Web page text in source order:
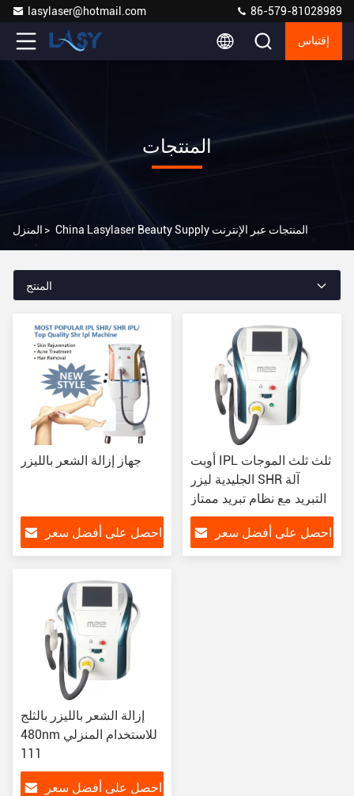
lasylaser@hotmail.com 86-579-81028989
إقتباس
المنتجات
المنزل > China Lasylaser Beauty Supply المنتجات عبر الإنترنت
المنتج
جهاز إزالة الشعر بالليزر
احصل على أفضل سعر
أوبت IPL ثلث ثلث الموجات
الجليدية ليزر SHR آلة
التبريد مع نظام تبريد ممتاز
احصل على أفضل سعر
إزالة الشعر بالليزر بالثلج
480nm للاستخدام المنزلي
111
احصل على أفضل سعر